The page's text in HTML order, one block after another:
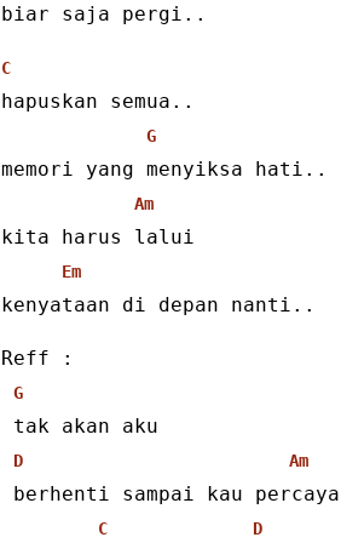
biar saja pergi..
C
hapuskan semua..
G
memori yang menyiksa hati..
Am
kita harus lalui
Em
kenyataan di depan nanti..
Reff :
G
tak akan aku
D Am
berhenti sampai kau
C D